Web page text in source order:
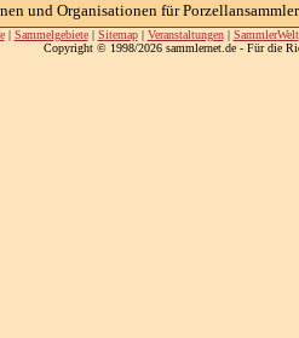
und Organisationen für
| Sammelgebiete| Sitemap| Veranstaltungen| SammlerWelt
Copyright © 1998/2026 sammlernet.de - Für die